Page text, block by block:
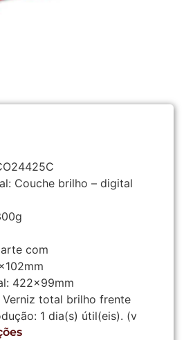
Couche brilho – digital
com
422x99mm
Verniz total brilho frente
1 dia(s) útil(eis). (v